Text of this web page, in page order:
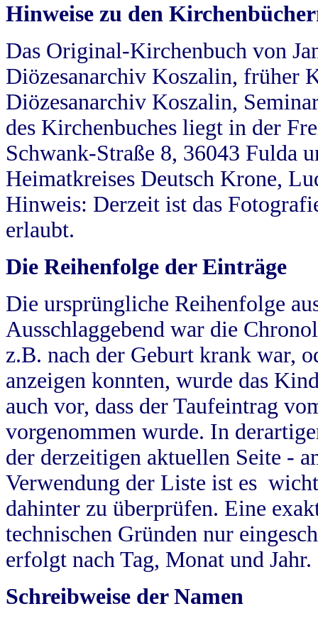
Hinweise zu den
Das Original-Kirchenbuch von
Diözesanarchiv Koszalin, früher
Diözesanarchiv Koszalin,
des Kirchenbuches liegt in der
Schwank-Straße 8, 36043 Fulda
Heimatkreises Deutsch Krone,
Hinweis: Derzeit ist das
erlaubt.
Die Reihenfolge der Einträge
Die ursprüngliche Reihenfolge
Ausschlaggebend war die
z.B. nach der Geburt krank war,
anzeigen konnten, wurde das
auch vor, dass der Taufeintrag
vorgenommen wurde. In
der derzeitigen aktuellen Seite -
Verwendung der Liste ist es
dahinter zu überprüfen. Eine
technischen Gründen nur
erfolgt nach Tag, Monat und Jahr.
Schreibweise der Namen